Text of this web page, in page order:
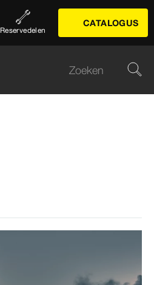
Reservedelen
CATALOGUS